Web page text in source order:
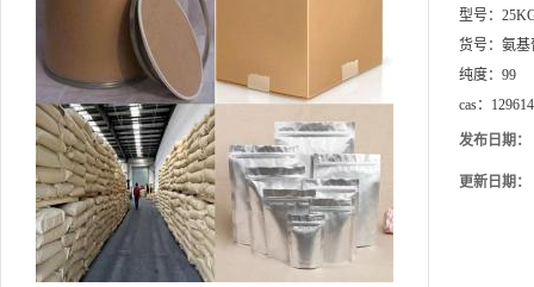
型号：
货号： 氨基
纯度： 99
cas：
发布日期：
更新日期：